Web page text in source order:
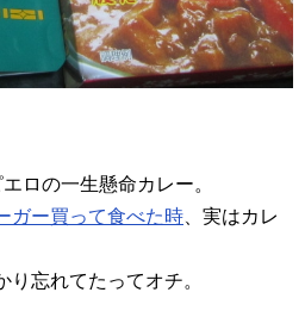
ロの一生懸命カレー。
ガー買って食べた時 、実はカレ
忘れてたってオチ。